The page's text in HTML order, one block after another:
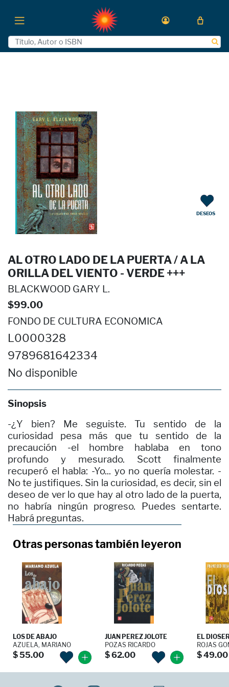
AL OTRO LADO DE LA PUERTA / A LA
ORILLA DEL VIENTO - VERDE +++
BLACKWOOD GARY L.
$99.00
FONDO DE CULTURA ECONOMICA
L0000328
9789681642334
No disponible
Sinopsis
DESEOS
-¿Y bien? Me seguiste. Tu sentido de la
curiosidad pesa más que tu sentido de la
precaución -el hombre hablaba en tono
profundo y mesurado. Scott finalmente
recuperó el habla: -Yo... yo no quería molestar. -
No te justifiques. Sin la curiosidad, es decir, sin el
deseo de ver lo que hay al otro lado de la puerta,
no habría ningún progreso. Puedes sentarte.
Habrá preguntas.
Otras personas también leyeron
LOS DE ABAJO
AZUELA, MARIANO
$ 55.00
JUAN PEREZ JOLOTE
POZAS RICARDO
$ 62.00
EL
ROJAS
$ 49.00